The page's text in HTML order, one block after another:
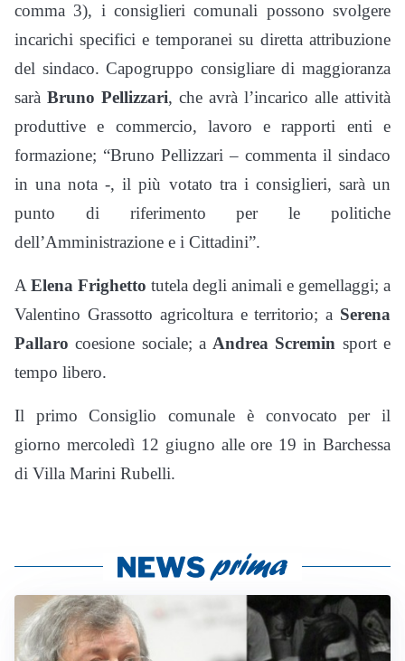
comma 3), i consiglieri comunali possono svolgere
incarichi specifici e temporanei su diretta attribuzione
del sindaco. Capogruppo consigliare di maggioranza
sarà Bruno Pellizzari, che avrà l’incarico alle attività
produttive e commercio, lavoro e rapporti enti e
formazione; “Bruno Pellizzari – commenta il sindaco
in una nota -, il più votato tra i consiglieri, sarà un
punto di riferimento per le politiche
dell’Amministrazione e i Cittadini”.
AElena Frighetto tutela degli animali e gemellaggi; a
Valentino Grassotto agricoltura e territorio; a Serena
Pallaro coesione sociale; aAndrea Scremin sport e
tempo libero.
Il primo Consiglio comunale è convocato per il
giorno mercoledì 12 giugno alle ore 19 in Barchessa
di Villa Marini Rubelli.